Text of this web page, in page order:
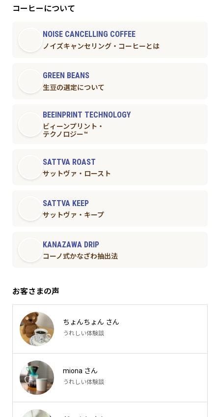
コーヒーについて
NOISE CANCELLING COFFEE
ノイズキャンセリング・コーヒーとは
GREEN BEANS
生豆の選定について
BEEINPRINT TECHNOLOGY
ビィーンプリント・
テクノロジー™︎
SATTVA ROAST
サットヴァ・ロースト
SATTVA KEEP
サットヴァ・キープ
KANAZAWA DRIP
コーノ式かなざわ抽出法
お客さまの声
ちょんちょん さん
うれしい体験談
miona さん
うれしい体験談